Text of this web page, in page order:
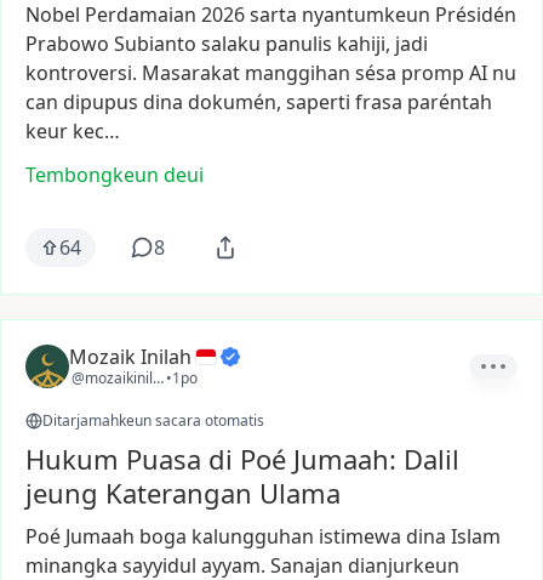
Nobel Perdamaian 2026sarta nyantumkeun Présidén
Prabowo Subianto salaku panulis kahiji, jadi
kontroversi. Masarakat manggihan sésa promp AI nu
can dipupus dina dokumén, saperti frasa paréntah
keur kec…
Tembongkeun deui
64 8
Mozaik Inilah
@mozaikinilah•1po
Ditarjamahkeun sacara otomatis
Hukum Puasa di Poé Jumaah: Dalil
jeung Katerangan Ulama
Poé Jumaah boga kalungguhan istimewa dina Islam
minangka sayyidul ayyam. Sanajan dianjurkeun